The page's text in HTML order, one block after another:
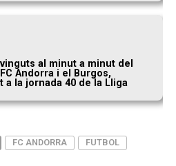
al minut a minut del
Andorra i el Burgos,
a la jornada 40 de la Lliga
FC ANDORRA
FUTBOL